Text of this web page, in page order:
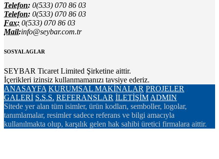
Telefon: 0(533) 070 86 03
Telefon: 0(533) 070 86 03
Fax: 0(533) 070 86 03
Mail:info@seybar.com.tr
SOSYAL AGLAR
SEYBAR Ticaret Limited Şirketine aittir.
İçerikleri izinsiz kullanmamanızı tavsiye ederiz.
ANASAYFA KURUMSAL MAKİNALAR PROJELER
GALERİ S.S.S. REFERANSLAR İLETİŞİM ADMIN
Sitede yer alan tüm isimler, ürün kodları, semboller, logolar,
tanımlamalar, resimler sadece referans ve bilgi amacıyla
kullanılmakta olup, karşılık gelen hak sahibi üretici firmalara aittir.